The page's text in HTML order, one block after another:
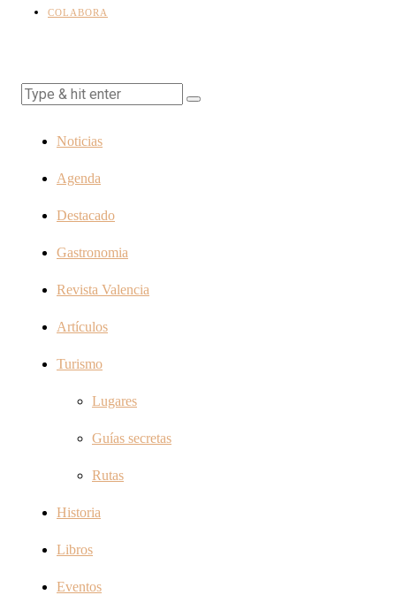
COLABORA
Noticias
Agenda
Destacado
Gastronomia
Revista Valencia
Artículos
Turismo
Lugares
Guías secretas
Rutas
Historia
Libros
Eventos